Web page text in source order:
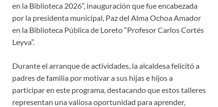
en la Biblioteca 2026”, inauguración que fue encabezada
por la presidenta municipal, Paz del Alma Ochoa Amador
en la Biblioteca Pública de Loreto “Profesor Carlos Cortés
Leyva”.
Durante el arranque de actividades, la alcaldesa felicitó a
padres de familia por motivar a sus hijas e hijos a
participar en este programa, destacando que estos talleres
representan una valiosa oportunidad para aprender,